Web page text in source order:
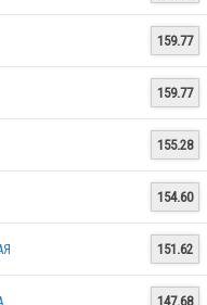
159.77
159.77
155.28
154.60
151.62
147.68